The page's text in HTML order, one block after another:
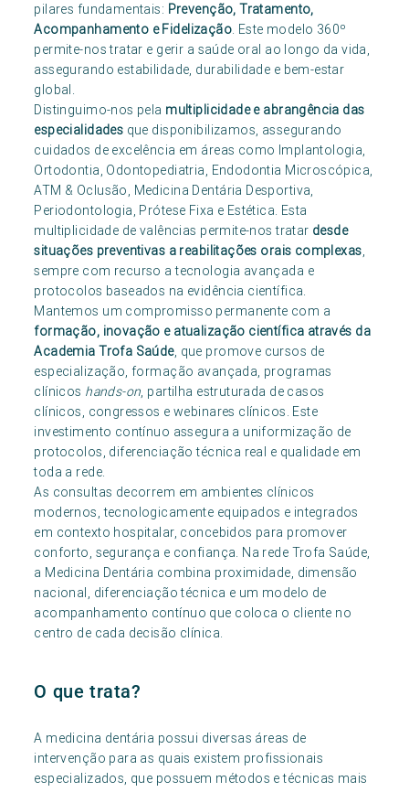
pilares fundamentais: Prevenção, Tratamento,
Acompanhamento e Fidelização. Este modelo 360º
permite-nos tratar e gerir a saúde oral ao longo da vida,
assegurando estabilidade, durabilidade e bem-estar
global.
Distinguimo-nos pela multiplicidade e abrangência das
especialidades que disponibilizamos, assegurando
cuidados de excelência em áreas como Implantologia,
Ortodontia, Odontopediatria, Endodontia Microscópica,
ATM & Oclusão, Medicina Dentária Desportiva,
Periodontologia, Prótese Fixa e Estética. Esta
multiplicidade de valências permite-nos tratar desde
situações preventivas a reabilitações orais complexas,
sempre com recurso a tecnologia avançada e
protocolos baseados na evidência científica.
Mantemos um compromisso permanente com a
formação, inovação e atualização científica através da
Academia Trofa Saúde, que promove cursos de
especialização, formação avançada, programas
clínicos hands-on, partilha estruturada de casos
clínicos, congressos e webinares clínicos. Este
investimento contínuo assegura a uniformização de
protocolos, diferenciação técnica real e qualidade em
toda a rede.
As consultas decorrem em ambientes clínicos
modernos, tecnologicamente equipados e integrados
em contexto hospitalar, concebidos para promover
conforto, segurança e confiança. Na rede Trofa Saúde,
a Medicina Dentária combina proximidade, dimensão
nacional, diferenciação técnica e um modelo de
acompanhamento contínuo que coloca o cliente no
centro de cada decisão clínica.
O que trata?
A medicina dentária possui diversas áreas de
intervenção para as quais existem profissionais
especializados, que possuem métodos e técnicas mais